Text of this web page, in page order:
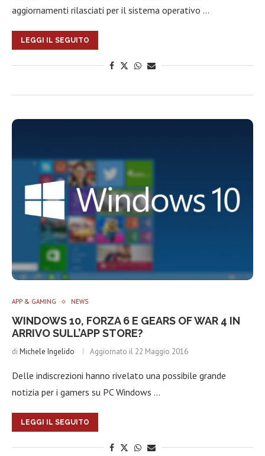
aggiornamenti rilasciati per il sistema operativo …
LEGGI IL SEGUITO
APP & GAMING NEWS
WINDOWS 10, FORZA 6 E GEARS OF WAR 4 IN
ARRIVO SULL’APP STORE?
di Michele Ingelido Aggiornato il 22 Maggio 2016
Delle indiscrezioni hanno rivelato una possibile grande
notizia per i gamers su PC Windows …
LEGGI IL SEGUITO